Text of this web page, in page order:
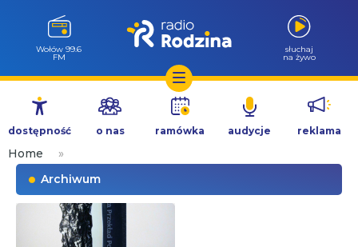
Przejdź
treści
Wołów 99.6
FM
słuchaj
na żywo
dostępność o nas ramówka audycje reklama
Home
»
Archiwum